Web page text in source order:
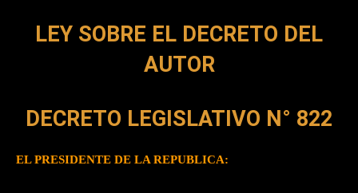
LEY SOBRE EL DECRETO DEL
AUTOR
DECRETO LEGISLATIVO N° 822
EL PRESIDENTE DE LA REPUBLICA: